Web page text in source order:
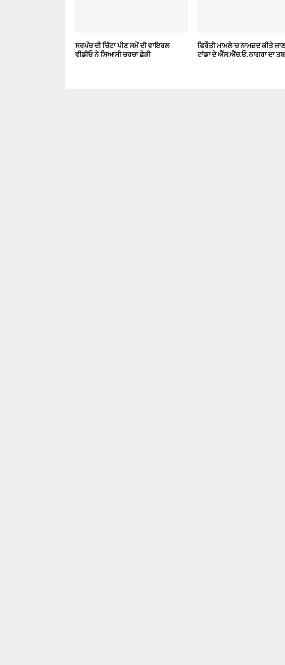
ਸਰਪੰਚ ਦੀ ਚਿੱਟਾ ਪੀਣ ਸਮੇਂ ਦੀ ਵਾਇਰਲ
ਵੀਡੀਓ ਨੇ ਸਿਆਸੀ ਚਰਚਾ ਛੇੜੀ
ਫਿਰੌਤੀ ਮਾਮਲੇ ’ਚ ਨਾਮਜ਼ਦ ਕੀਤੇ
ਟਾਂਡਾ ਦੇ ਐੱਸ.ਐੱਚ.ਓ. ਨਾਗਰਾ ਦਾ